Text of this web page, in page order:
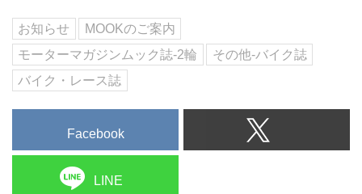
お知らせ
MOOKのご案内
モーターマガジンムック誌-2輪
その他-バイク誌
バイク・レース誌
Facebook
LINE